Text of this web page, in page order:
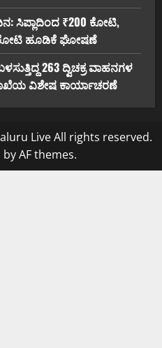
ಸಿಪ್ಲಾದಿಂದ ₹200 ಕೋಟಿ,
ಕೋಟಿ ಹೂಡಿಕೆ ಘೋಷಣೆ
263 ದ್ವಿಚಕ್ರ ವಾಹನಗಳ
ವಿಶೇಷ ಕಾರ್ಯಾಚರಣೆ
Live All rights reserved.
by AF themes.